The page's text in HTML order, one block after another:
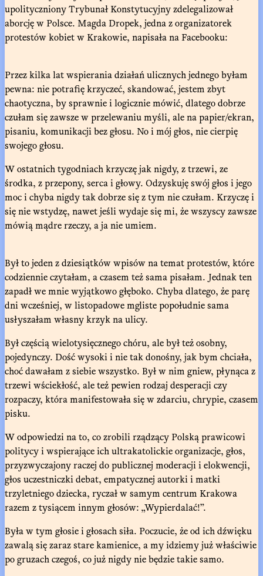
upolityczniony Trybunał Konstytucyjny zdelegalizował
aborcję w Polsce. Magda Dropek, jedna z organizatorek
protestów kobiet w Krakowie, napisała na Facebooku:
Przez kilka lat wspierania działań ulicznych jednego byłam
pewna: nie potrafię krzyczeć, skandować, jestem zbyt
chaotyczna, by sprawnie i logicznie mówić, dlatego dobrze
czułam się zawsze w przelewaniu myśli, ale na papier/ekran,
pisaniu, komunikacji bez głosu. No i mój głos, nie cierpię
swojego głosu.
W ostatnich tygodniach krzyczę jak nigdy, z trzewi, ze
środka, z przepony, serca i głowy. Odzyskuję swój głos i jego
moc i chyba nigdy tak dobrze się z tym nie czułam. Krzyczę i
się nie wstydzę, nawet jeśli wydaje się mi, że wszyscy zawsze
mówią mądre rzeczy, a ja nie umiem.
Był to jeden z dziesiątków wpisów na temat protestów, które
codziennie czytałam, a czasem też sama pisałam. Jednak ten
zapadł we mnie wyjątkowo głęboko. Chyba dlatego, że parę
dni wcześniej, w listopadowe mgliste popołudnie sama
usłyszałam własny krzyk na ulicy.
Był częścią wielotysięcznego chóru, ale był też osobny,
pojedynczy. Dość wysoki i nie tak donośny, jak bym chciała,
choć dawałam z siebie wszystko. Był w nim gniew, płynąca z
trzewi wściekłość, ale też pewien rodzaj desperacji czy
rozpaczy, która manifestowała się w zdarciu, chrypie, czasem
pisku.
W odpowiedzi na to, co zrobili rządzący Polską prawicowi
politycy i wspierające ich ultrakatolickie organizacje, głos,
przyzwyczajony raczej do publicznej moderacji i elokwencji,
głos uczestniczki debat, empatycznej autorki i matki
trzyletniego dziecka, ryczał w samym centrum Krakowa
razem z tysiącem innym głosów: „Wypierdalać!”.
Była w tym głosie i głosach siła. Poczucie, że od ich dźwięku
zawalą się zaraz stare kamienice, a my idziemy już właściwie
po gruzach czegoś, co już nigdy nie będzie takie samo.